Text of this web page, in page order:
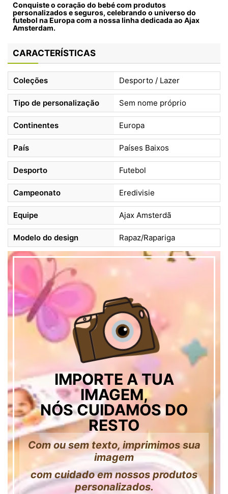
Conquiste o coração do bebé com produtos
personalizados e seguros, celebrando o universo do
futebol na Europacom a nossa linha dedicada ao Ajax
Amsterdam.
CARACTERÍSTICAS
Coleções Desporto / Lazer
Tipo de personalização Sem nome próprio
Continentes Europa
País Países Baixos
Desporto Futebol
Campeonato Eredivisie
Equipe Ajax Amsterdã
Modelo do design Rapaz/Rapariga
IMPORTE A TUA
IMAGEM,
NÓS CUIDAMOS DO
RESTO
Com ou sem texto, imprimimos sua
imagem
com cuidado em nossos produtos
personalizados.